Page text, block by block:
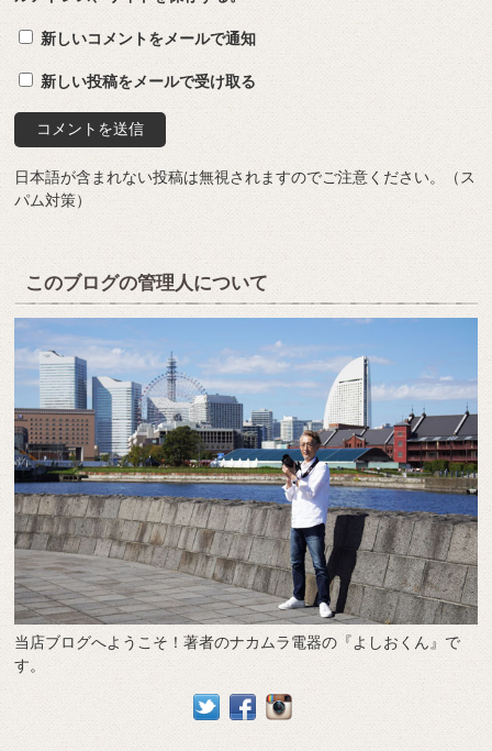
新しいコメントをメールで通知
新しい投稿をメールで受け取る
日本語が含まれない投稿は無視されますのでご注意ください。（ス
パム対策）
このブログの管理人について
当店ブログへようこそ！著者のナカムラ電器の『よしおくん』で
す。